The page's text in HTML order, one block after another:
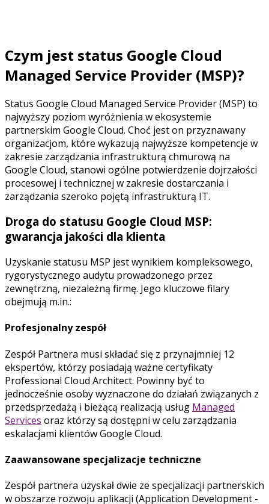
Czym jest status Google Cloud
Managed Service Provider (MSP)?
Status Google Cloud Managed Service Provider (MSP) to
najwyższy poziom wyróżnienia w ekosystemie
partnerskim Google Cloud. Choć jest on przyznawany
organizacjom, które wykazują najwyższe kompetencje w
zakresie zarządzania infrastrukturą chmurową na
Google Cloud, stanowi ogólne potwierdzenie dojrzałości
procesowej i technicznej w zakresie dostarczania i
zarządzania szeroko pojętą infrastrukturą IT.
Droga do statusu Google Cloud MSP:
gwarancja jakości dla klienta
Uzyskanie statusu MSP jest wynikiem kompleksowego,
rygorystycznego audytu prowadzonego przez
zewnętrzną, niezależną firmę. Jego kluczowe filary
obejmują m.in.:
Profesjonalny zespół
Zespół Partnera musi składać się z przynajmniej 12
ekspertów, którzy posiadają ważne certyfikaty
Professional Cloud Architect. Powinny być to
jednocześnie osoby wyznaczone do działań związanych z
przedsprzedażą i bieżącą realizacją usług Managed
Services oraz którzy są dostępni w celu zarządzania
eskalacjami klientów Google Cloud.
Zaawansowane specjalizacje techniczne
Zespół partnera uzyskał dwie ze specjalizacji partnerskich
w obszarze rozwoju aplikacji (Application Development -